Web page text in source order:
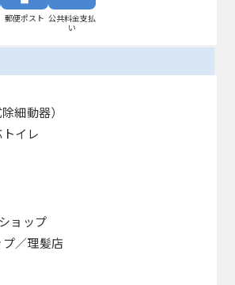
郵便ポスト 公共料金支払
い
細動器）
イレ
ョップ
／理髪店